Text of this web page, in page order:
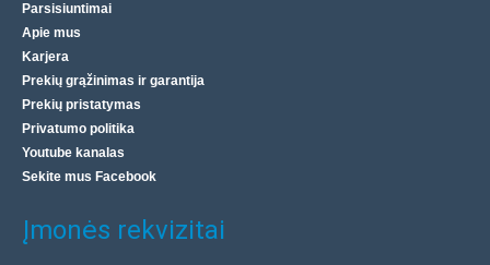
Parsisiuntimai
Apie mus
Karjera
Prekių grąžinimas ir garantija
Prekių pristatymas
Privatumo politika
Youtube kanalas
Sekite mus Facebook
Įmonės rekvizitai